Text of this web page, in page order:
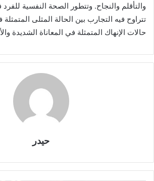
والتأقلم والنجاح. وتتطور الصحة النفسية
تتراوح فيه التجارب بين الحالة المثلى المتمثلة
حالات الإنهاك المتمثلة في المعاناة الشديدة
حيدر